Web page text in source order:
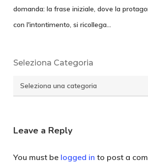
domanda: la frase iniziale, dove la
con l'intontimento, si ricollega…
Seleziona Categoria
Seleziona
Categoria
Leave a Reply
You must be logged in to post a